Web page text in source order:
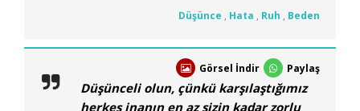
Düşünce , Hata , Ruh , Beden
Görsel İndir Paylaş
Düşünceli olun, çünkü karşılaştığımız
herkes inanın en az sizin kadar zorlu